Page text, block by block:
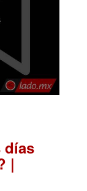
días
|